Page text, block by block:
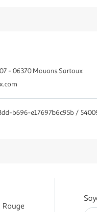
- 06370 Mouans Sartoux
b696-e17697b6c95b /